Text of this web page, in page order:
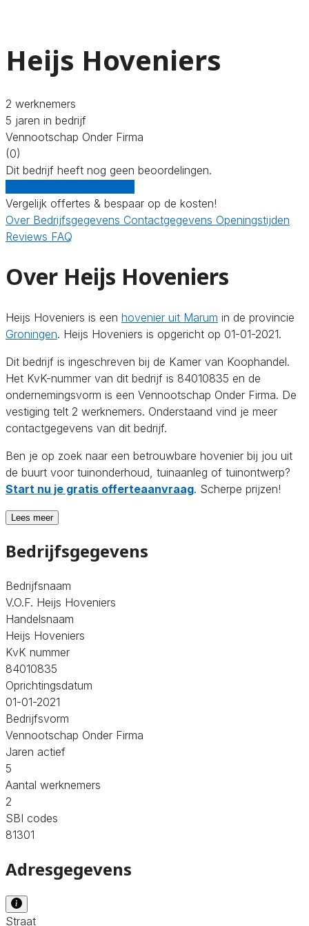
Heijs Hoveniers
2 werknemers
5 jaren in bedrijf
Vennootschap Onder Firma
(0)
Dit bedrijf heeft nog geen beoordelingen.
Vergelijk offertes & bespaar op de kosten!
Over Bedrijfsgegevens Contactgegevens Openingstijden
Reviews FAQ
Over Heijs Hoveniers
Heijs Hoveniers is een hovenier uit Marum in de provincie
Groningen. Heijs Hoveniers is opgericht op 01-01-2021.
Dit bedrijf is ingeschreven bij de Kamer van Koophandel.
Het KvK-nummer van dit bedrijf is 84010835 en de
ondernemingsvorm is een Vennootschap Onder Firma. De
vestiging telt 2 werknemers. Onderstaand vind je meer
contactgegevens van dit bedrijf.
Ben je op zoek naar een betrouwbare hovenier bij jou uit
de buurt voor tuinonderhoud, tuinaanleg of tuinontwerp?
Start nu je gratis offerteaanvraag. Scherpe prijzen!
Lees meer
Bedrijfsgegevens
Bedrijfsnaam
V.O.F. Heijs Hoveniers
Handelsnaam
Heijs Hoveniers
KvK nummer
84010835
Oprichtingsdatum
01-01-2021
Bedrijfsvorm
Vennootschap Onder Firma
Jaren actief
5
Aantal werknemers
2
SBI codes
81301
Adresgegevens
Straat